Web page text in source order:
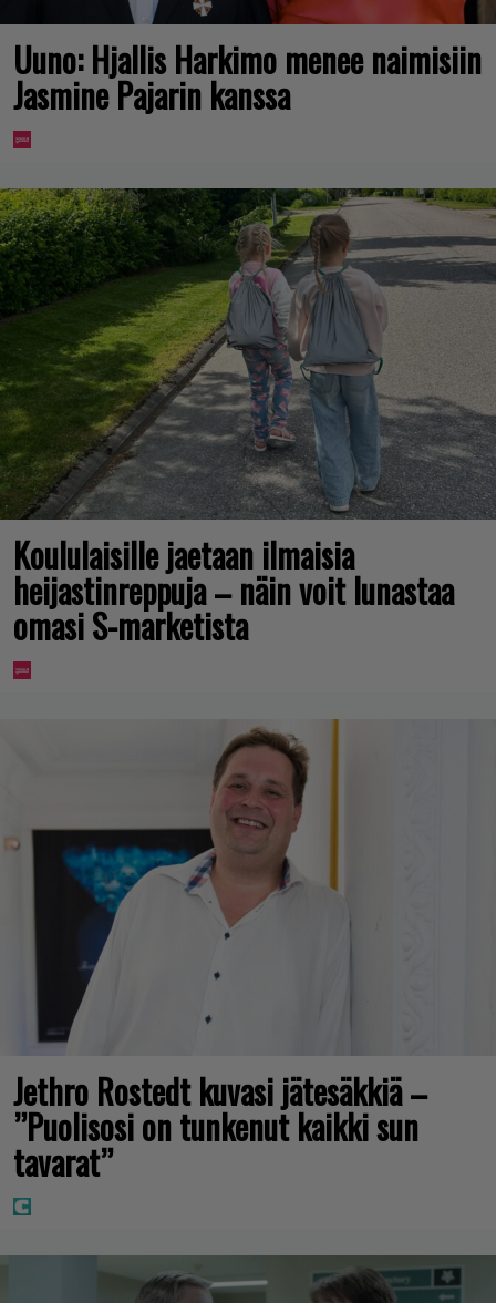
Uuno: Hjallis Harkimo menee naimisiin
Jasmine Pajarin kanssa
Koululaisille jaetaan ilmaisia
heijastinreppuja – näin voit lunastaa
omasi S-marketista
Jethro Rostedt kuvasi jätesäkkiä –
”Puolisosi on tunkenut kaikki sun
tavarat”